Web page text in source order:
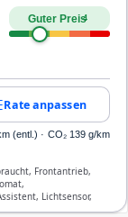
Guter Preis4
Rate anpassen
(entl.) · CO₂ 139 g/km
Frontantrieb,
Lichtsensor,
ABS, Klimaautomatik,